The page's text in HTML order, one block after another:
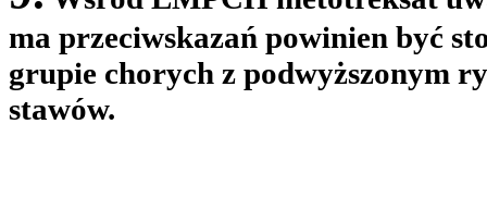
ma przeciwskazań powinien być
grupie chorych z podwyższonym
stawów.